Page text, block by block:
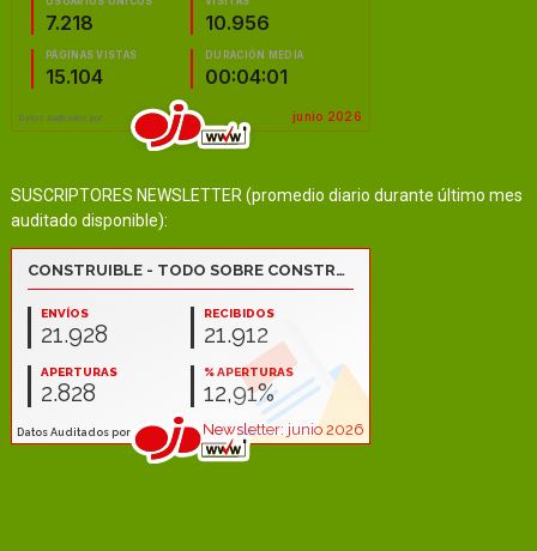
SUSCRIPTORES NEWSLETTER (promedio diario durante último mes
auditado disponible):